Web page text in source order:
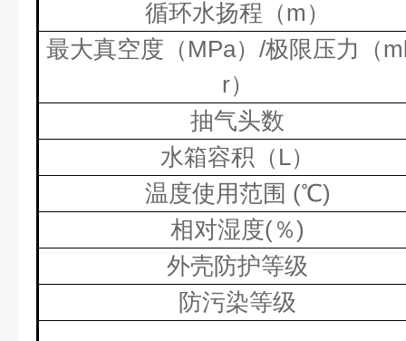
循环水扬程（m ）
最大真空度（ MPa） /极限压力（
r）
抽气头数
水箱容积（ L）
温度使用范围 (℃)
相对湿度( ％)
外壳防护等级
防污染等级